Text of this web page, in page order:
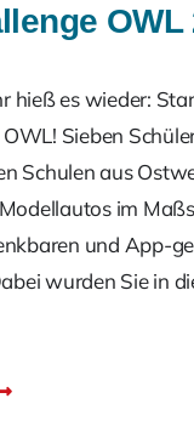
OWL
hieß es wieder:
Sieben
Schulen aus
im
und App-
wurden Sie in